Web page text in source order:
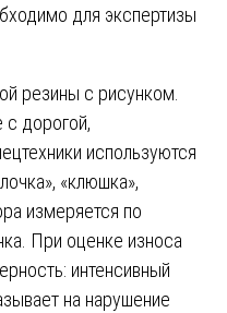
для экспертизы
резины с рисунком.
с дорогой,
используются
«клюшка»,
измеряется по
При оценке износа
интенсивный
на нарушение